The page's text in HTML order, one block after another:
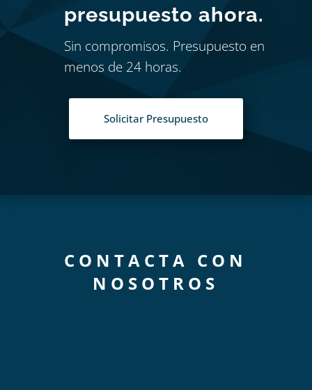
presupuesto ahora.
Sin compromisos. Presupuesto en
menos de 24 horas.
Solicitar Presupuesto
CONTACTA CON
NOSOTROS